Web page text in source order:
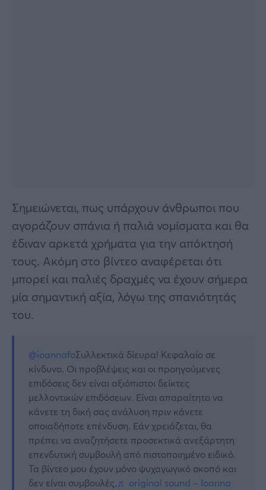
Σημειώνεται, πως υπάρχουν άνθρωποι που
αγοράζουν σπάνια ή παλιά νομίσματα και θα
έδιναν αρκετά χρήματα για την απόκτησή
τους. Ακόμη στο βίντεο αναφέρεται ότι
μπορεί και παλιές δραχμές να έχουν σήμερα
μία σημαντική αξία, λόγω της σπανιότητάς
του.
@ioannafoΣυλλεκτικά δίευρα! Κεφαλαίο σε
κίνδυνο. Οι προβλέψεις και οι προηγούμενες
επιδόσεις δεν είναι αξιόπιστοι δείκτες
μελλοντικών επιδόσεων. Είναι απαραίτητο να
κάνετε τη δική σας ανάλυση πριν κάνετε
οποιαδήποτε επένδυση. Εάν χρειάζεται, θα
πρέπει να αναζητήσετε προσεκτικά ανεξάρτητη
επενδυτική συμβουλή από πιστοποιημένο ειδικό.
Τα βίντεο μου έχουν μόνο ψυχαγωγικό σκοπό και
δεν είναι συμβουλές.♬ original sound – Ioanna